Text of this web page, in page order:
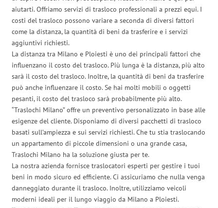
aiutarti. Offriamo servizi di trasloco professionali a prezzi equi. I
costi del trasloco possono variare a seconda di diversi fattori
come la distanza, la quantità di beni da trasferire e i servizi
aggiuntivi richiesti.
La distanza tra Milano e Ploiesti è uno dei principali fattori che
influenzano il costo del trasloco. Più lunga è la distanza, più alto
sarà il costo del trasloco. Inoltre, la quantità di beni da trasferire
può anche influenzare il costo. Se hai molti mobili o oggetti
pesanti, il costo del trasloco sarà probabilmente più alto.
“Traslochi Milano” offre un preventivo personalizzato in base alle
esigenze del cliente. Disponiamo di diversi pacchetti di trasloco
basati sull’ampiezza e sui servizi richiesti. Che tu stia traslocando
un appartamento di piccole dimensioni o una grande casa,
Traslochi Milano ha la soluzione giusta per te.
La nostra azienda fornisce traslocatori esperti per gestire i tuoi
beni in modo sicuro ed efficiente. Ci assicuriamo che nulla venga
danneggiato durante il trasloco. Inoltre, utilizziamo veicoli
moderni ideali per il lungo viaggio da Milano a Ploiesti.